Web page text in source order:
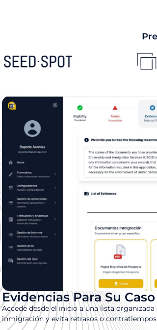
Evidencias Para Su Caso
Accede desde el inicio a una lista
inmigración y evita retrasos o